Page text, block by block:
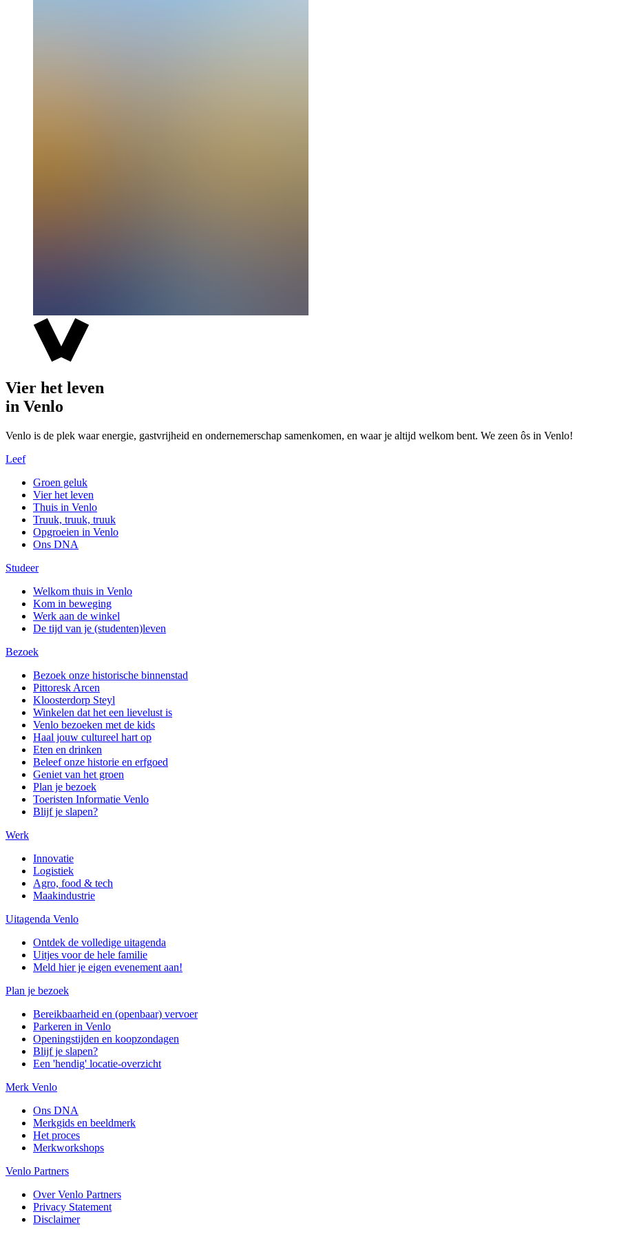
Vier het leven
in Venlo
Venlo is de plek waar energie, gastvrijheid en ondernemerschap samenkomen, en waar je altijd welkom bent. We zeen ôs in Venlo!
Leef
Groen geluk
Vier het leven
Thuis in Venlo
Truuk, truuk, truuk
Opgroeien in Venlo
Ons DNA
Studeer
Welkom thuis in Venlo
Kom in beweging
Werk aan de winkel
De tijd van je (studenten)leven
Bezoek
Bezoek onze historische binnenstad
Pittoresk Arcen
Kloosterdorp Steyl
Winkelen dat het een lievelust is
Venlo bezoeken met de kids
Haal jouw cultureel hart op
Eten en drinken
Beleef onze historie en erfgoed
Geniet van het groen
Plan je bezoek
Toeristen Informatie Venlo
Blijf je slapen?
Werk
Innovatie
Logistiek
Agro, food & tech
Maakindustrie
Uitagenda Venlo
Ontdek de volledige uitagenda
Uitjes voor de hele familie
Meld hier je eigen evenement aan!
Plan je bezoek
Bereikbaarheid en (openbaar) vervoer
Parkeren in Venlo
Openingstijden en koopzondagen
Blijf je slapen?
Een 'hendig' locatie-overzicht
Merk Venlo
Ons DNA
Merkgids en beeldmerk
Het proces
Merkworkshops
Venlo Partners
Over Venlo Partners
Privacy Statement
Disclaimer